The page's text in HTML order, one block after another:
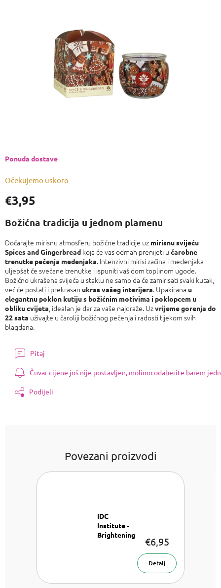
€3,95
Izmjeri
cijenu:
Očekujemo uskoro
Ponuda dostave
Božićna tradicija u jednom plamenu
Dočarajte mirisnu atmosferu božićne tradicije uz mirisnu svijeću
Spices and Gingerbread koja će vas odmah prenijeti u čarobne
trenutke pečenja medenjaka. Intenzivni mirisi začina i medenjaka
uljepšat će svečane trenutke i ispuniti vaš dom toplinom ugode.
Božićno ukrašena svijeća u staklu ne samo da će zamirisati svaki kutak,
već će postati i prekrasan ukras vašeg interijera. Upakirana u
elegantnu poklon kutiju s božićnim motivima i poklopcem u
obliku cvijeta , idealan je dar za vaše najdraže. Uzvrijeme gorenja do
22 sata uživajte u čaroliji božićnog pečenja i radosti tijekom svih
blagdana.
Pitaj
Čuvar cijene još nije postavljen, molimo odaberite barem
Podijeli
Povezani proizvodi
IDC
Institute -
Brightening
€6,95
Detalj